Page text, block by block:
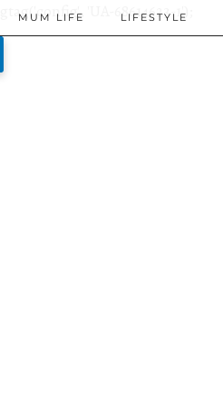
gtag('config', 'UA-68614623-1');
MUM LIFE LIFESTYLE